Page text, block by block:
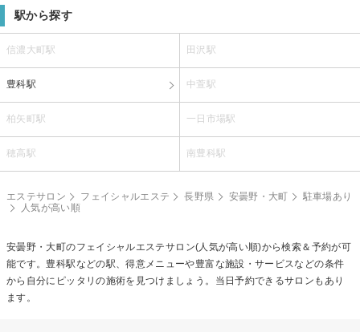
駅から探す
信濃大町駅 田沢駅
豊科駅 中萱駅
柏矢町駅 一日市場駅
穂高駅 南豊科駅
エステサロン フェイシャルエステ 長野県 安曇野・大町
駐車場あり
人気が高い順
安曇野・大町のフェイシャルエステサロン(人気が高い順)から検索＆予約が可
能です。豊科駅などの駅、得意メニューや豊富な施設・サービスなどの条件
から自分にピッタリの施術を見つけましょう。当日予約できるサロンもあり
ます。